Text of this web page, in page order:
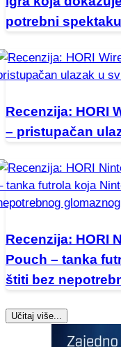
potrebni
Recenzija: HORI
– pristupačan
Recenzija: HORI
Pouch – tanka
štiti bez
Učitaj više...